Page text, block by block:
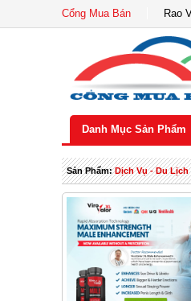
Cổng Mua Bán Rao
Danh Mục Sản Phẩm
Sản Phẩm:Dịch Vụ - Du Lịch